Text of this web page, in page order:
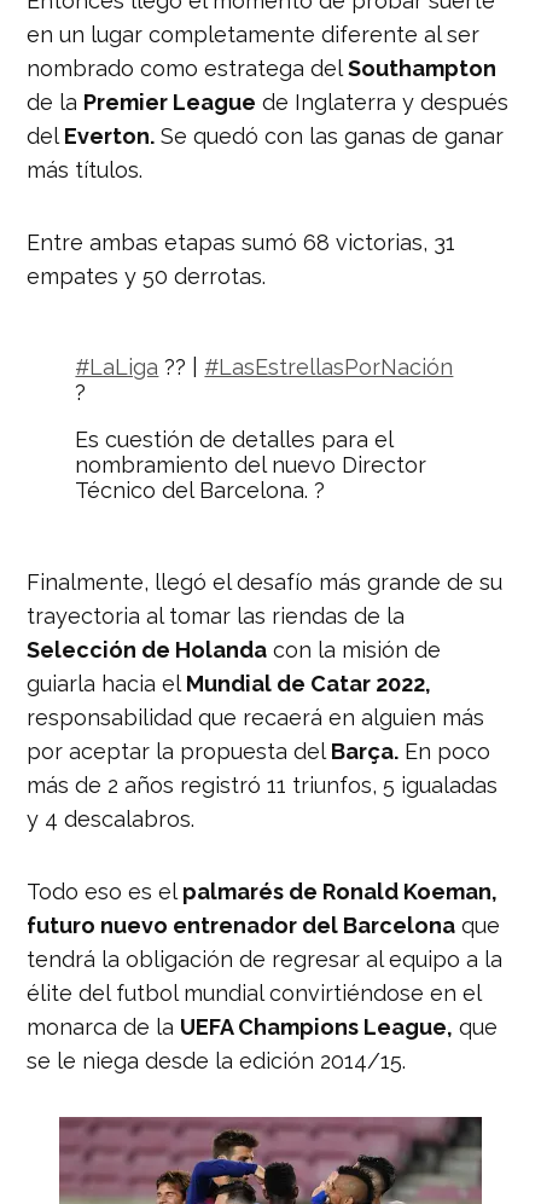
en un lugar completamente diferente al ser
nombrado como estratega delSouthampton
de la Premier League de Inglaterra y después
del Everton. Se quedó con las ganas de ganar
más títulos.
Entre ambas etapas sumó 68 victorias, 31
empates y 50 derrotas.
#LaLiga ?? | #LasEstrellasPorNación
?
Es cuestión de detalles para el
nombramiento del nuevo Director
Técnico del Barcelona. ?
de Ronald Koeman. ?
https://t.co/1j0ldNeU37
pic.twitter.com/HBnstvaPhR
— Nación Deportes
(@naciondeportes_)August 18, 2020
Finalmente, llegó el desafío más grande de su
trayectoria al tomar las riendas de la
Selección de Holanda con la misión de
guiarla hacia el Mundial de Catar 2022,
responsabilidad que recaerá en alguien más
por aceptar la propuesta del Barça. En poco
más de 2 años registró 11 triunfos, 5 igualadas
y 4 descalabros.
Todo eso es el palmarés de Ronald Koeman,
futuro nuevo entrenador del Barcelona que
tendrá la obligación de regresar al equipo a la
élite del futbol mundial convirtiéndose en el
monarca de la UEFA Champions League, que
se le niega desde la edición 2014/15.